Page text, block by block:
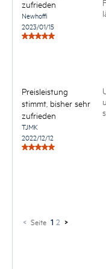
zufrieden
Newhoffi
2023/01/15
Preisleistung
stimmt, bisher sehr
zufrieden
TJMK
2022/12/12
< Seite 1 2 >